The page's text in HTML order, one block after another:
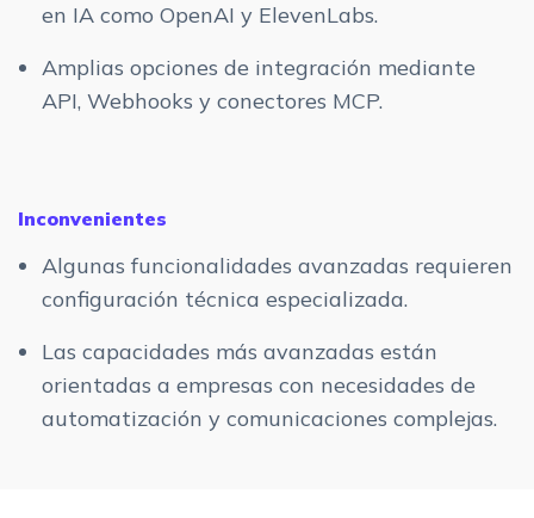
en IA como OpenAI y ElevenLabs.
Amplias opciones de integración mediante
API, Webhooks y conectores MCP.
Inconvenientes
Algunas funcionalidades avanzadas requieren
configuración técnica especializada.
Las capacidades más avanzadas están
orientadas a empresas con necesidades de
automatización y comunicaciones complejas.